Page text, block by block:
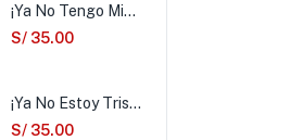
¡Ya No Tengo Miedo!
S/ 35.00
¡Ya No Estoy Triste!
S/ 35.00